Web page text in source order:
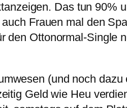
Das tun 90%
Frauen mal den
den Ottonormal-Single
(und noch
Geld wie Heu